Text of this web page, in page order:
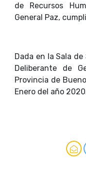
de Recursos
General Paz,
Dada en la Sala
Deliberante de
Provincia de
Enero del año